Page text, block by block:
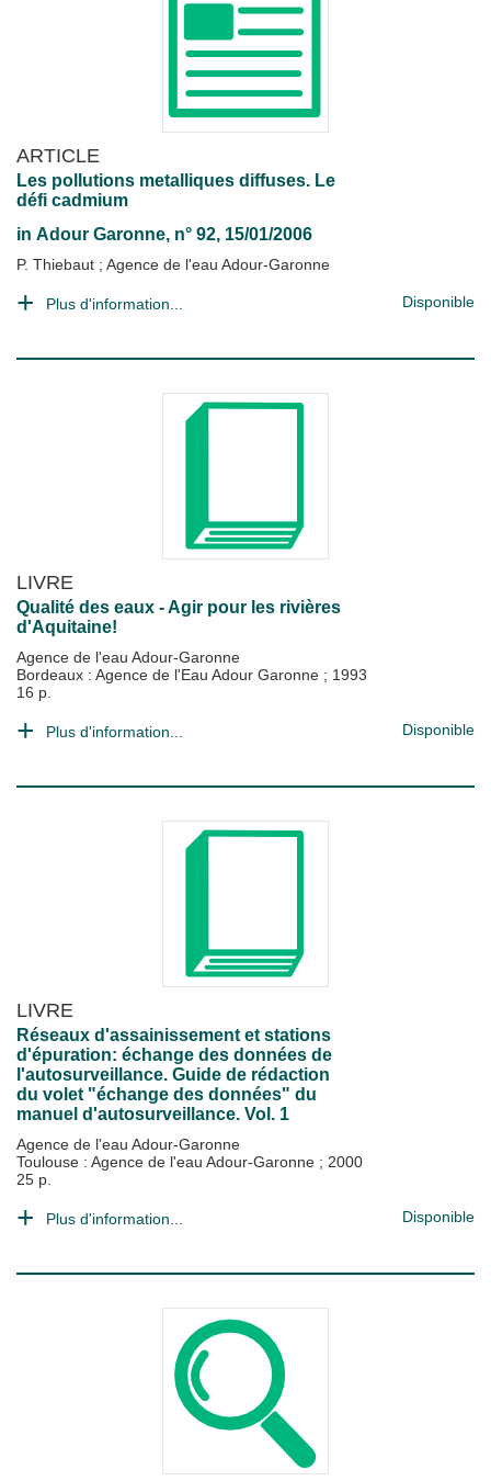
ARTICLE
Les pollutions metalliques diffuses. Le
défi cadmium
in Adour Garonne, n° 92, 15/01/2006
P. Thiebaut ; Agence de l'eau Adour-Garonne
Plus d'information... Disponible
LIVRE
Qualité des eaux - Agir pour les rivières
d'Aquitaine!
Agence de l'eau Adour-Garonne
Bordeaux : Agence de l'Eau Adour Garonne ; 1993
16 p.
Plus d'information... Disponible
LIVRE
Réseaux d'assainissement et stations
d'épuration: échange des données de
l'autosurveillance. Guide de rédaction
du volet "échange des données" du
manuel d'autosurveillance. Vol. 1
Agence de l'eau Adour-Garonne
Toulouse : Agence de l'eau Adour-Garonne ; 2000
25 p.
Plus d'information... Disponible